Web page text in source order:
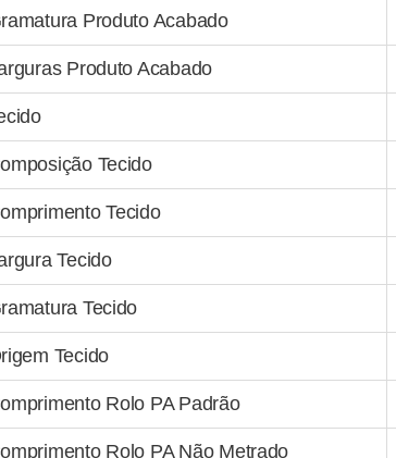
Produto Acabado
Produto Acabado
Tecido
Tecido
Tecido
Tecido
Tecido
Rolo PA Padrão
Rolo PA Não Metrado